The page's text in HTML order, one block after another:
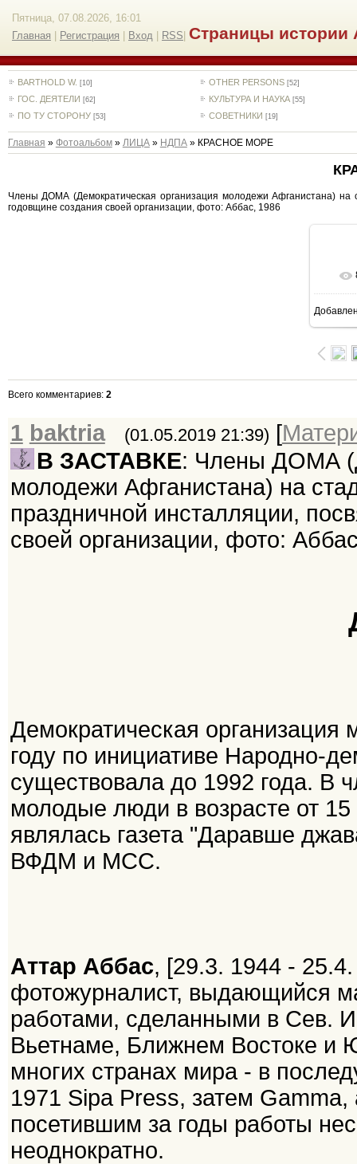
Пятница, 07.08.2026, 16:01
Главная
Регистрация Вход RSS Страницы истории
BARTHOLD W. [10] OTHER PERSONS [52]
ГОС. ДЕЯТЕЛИ [62] КУЛЬТУРА И НАУКА [55]
ПО ТУ СТОРОНУ [53] СОВЕТНИКИ [19]
Главная » Фотоальбом» ЛИЦА» НДПА» КРАСНОЕ МОРЕ
Члены ДОМА (Демократическая организация молодежи Афганистана) на
годовщине создания своей организации, фото: Аббас, 1986
Всего комментариев: 2
1 baktria (01.05.2019 21:39) [
В ЗАСТАВКЕ: Члены ДОМА
молодежи Афганистана) на
праздничной инсталляции,
своей организации, фото:
Демократическая
году по инициативе Народно-
существовала до 1992 года. В
молодые люди в возрасте от
являлась газета "Даравше
ВФДМ и МСС.
Аттар Аббас, [29.3. 1944 -
фотожурналист, выдающийся
работами, сделанными в Сев.
Вьетнаме, Ближнем Востоке и
многих странах мира - в
1971 Sipa Press, затем
посетившим за годы работы
неоднократно.